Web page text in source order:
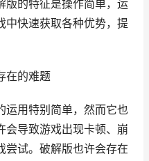
版的特征是操作简单，运
中快速获取各种优势，提
在的难题
运用特别简单，然而它也
会导致游戏出现卡顿、崩
尝试。破解版也许会存在